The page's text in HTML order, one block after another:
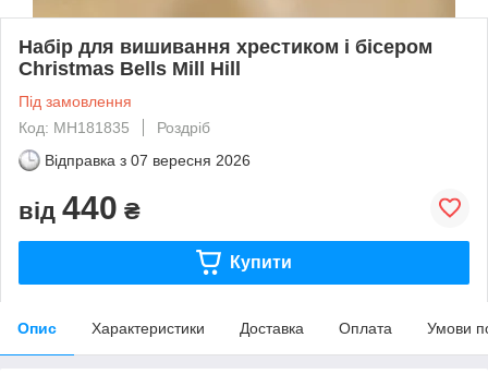
Набір для вишивання хрестиком і бісером
Christmas Bells Mill Hill
Під замовлення
Код: MH181835
Роздріб
Відправка з 07 вересня 2026
від 440 ₴
Купити
Опис Характеристики Доставка Оплата Умови